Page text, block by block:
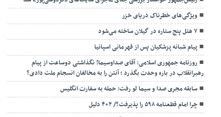
ویژگی‌های خطرناک دریای خزر
۷ هتل پنج ستاره در گیلان ساخته می‌شود
پیام شبانه پزشکیان پس از قهرمانی اسپانیا
روزنامه جمهوری اسلامی: آقای صداوسیما! نگذاشتی دوساعت از پیام
رهبرانقلاب در باره وحدت بگذرد ؛ آنتن را به مخالفان انسجام ملت دادی؟
سابقه مجری صدا و سیما لو رفت: حمله به سفارت انگلیس
چرا امام قطعنامه ۵۹۸ را پذیرفت؟/ ۲+۴ دلیل